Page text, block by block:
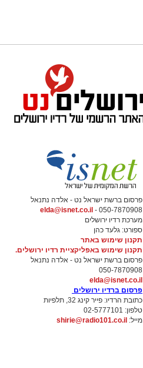
פרסום ברשת ישראל נט - אלדה נתנאל
050-7870908 -
elda@isnet.co.il
מערכת רדיו ירושלים
ספורט: גלעד כהן
תקנון שימוש באתר
תקנון שימוש באפליקציית רדיו ירושלים.
פרסום ברשת ישראל נט - אלדה נתנאל
050-7870908
elda@isnet.co.il
פרסום ברדיו ירושלים
כתובת הרדיו: פייר קינג 32, תלפיות
טלפון: 02-5777101
מייל: shirie@radio101.co.il